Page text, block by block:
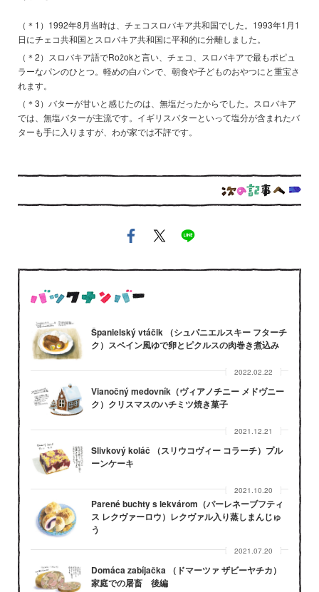
（＊1）1992年8月当時は、チェコスロバキア共和国でした。1993年1月1
日にチェコ共和国とスロバキア共和国に平和的に分離しました。
（＊2）スロバキア語でRožokと言い、チェコ、スロバキアで最もポピュ
ラーなパンのひとつ。軽めの白パンで、朝食や子どものおやつにと重宝さ
れます。
（＊3）バターが甘いと感じたのは、無塩だったからでした。スロバキア
では、無塩バターが主流です。イギリスバターといって塩分が含まれたバ
ターも手に入りますが、わが家では不評です。
Španielský vtáčik （シュパニエルスキー フターチ
ク）スペイン風ゆで卵とピクルスの肉巻き煮込み
2022.02.22
Vianočný medovník（ヴィアノチニー メドヴニー
ク）クリスマスのハチミツ焼き菓子
2021.12.21
Slivkový koláč （スリウコヴィー コラーチ）プル
ーンケーキ
2021.10.20
Parené buchty s lekvárom（パーレネーブフティ
ス レクヴァーロウ）レクヴァル入り蒸しまんじゅ
う
2021.07.20
Domáca zabíjačka （ドマーツァ ザビーヤチカ）
家庭での屠畜 後編